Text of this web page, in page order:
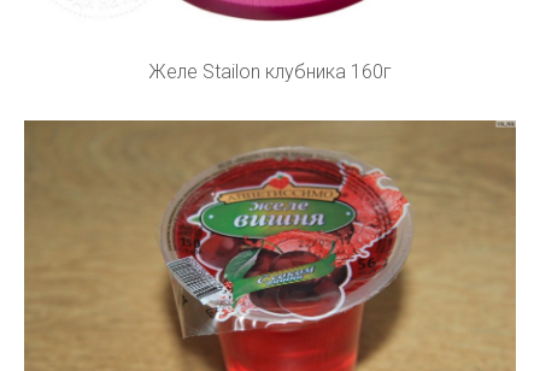
Желе Stailon клубника 160г